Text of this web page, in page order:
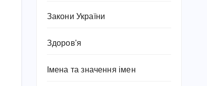
Закони України
Здоров'я
Імена та значення імен